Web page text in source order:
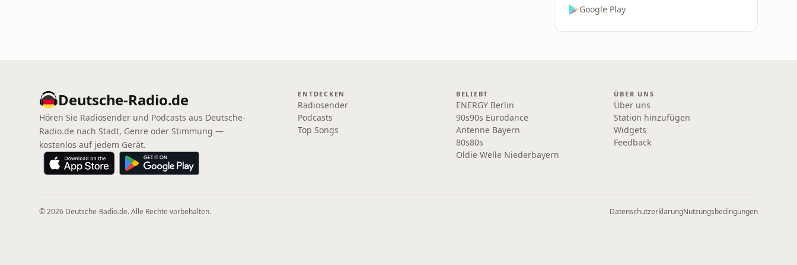
Google Play
Deutsche-Radio.de
Hören Sie Radiosender und Podcasts aus Deutsche-
Radio.de nach Stadt, Genre oder Stimmung —
kostenlos auf jedem Gerät.
ENTDECKEN
Radiosender
Podcasts
Top Songs
BELIEBT
ENERGY Berlin
90s90s Eurodance
Antenne Bayern
80s80s
Oldie Welle Niederbayern
ÜBER UNS
Über uns
Station hinzufügen
Widgets
Feedback
© 2026 Deutsche-Radio.de. Alle Rechte vorbehalten. DatenschutzerklärungNutzungsbedingungen